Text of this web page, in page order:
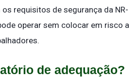
requisitos de segurança da NR-
operar sem colocar em risco a
de adequação?